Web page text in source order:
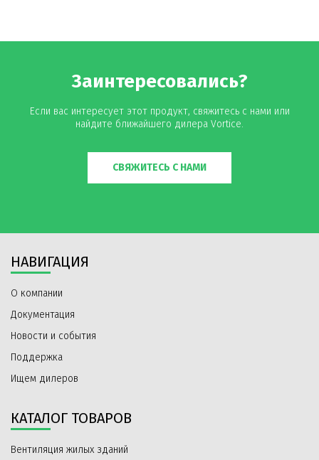
Заинтересовались?
Если вас интересует этот продукт, свяжитесь с нами или
найдите ближайшего дилера Vortice.
СВЯЖИТЕСЬ С НАМИ
НАВИГАЦИЯ
О компании
Документация
Новости и события
Поддержка
Ищем дилеров
КАТАЛОГ ТОВАРОВ
Вентиляция жилых зданий